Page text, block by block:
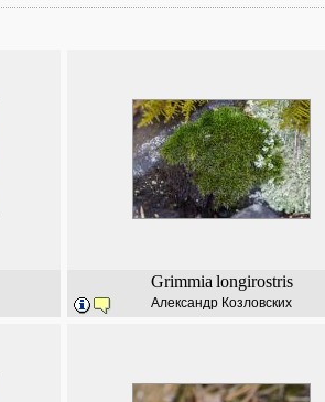
Grimmia longirostris
Александр Козловских